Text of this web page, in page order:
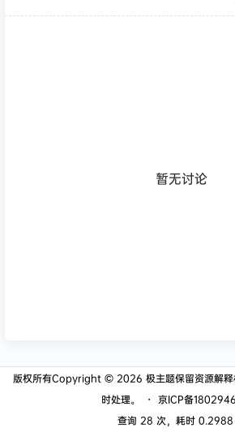
暂无讨论
版权所有Copyright © 2026 极主题保留资源解
时处理。
・ 京ICP备
查询 28 次，耗时 0.2988